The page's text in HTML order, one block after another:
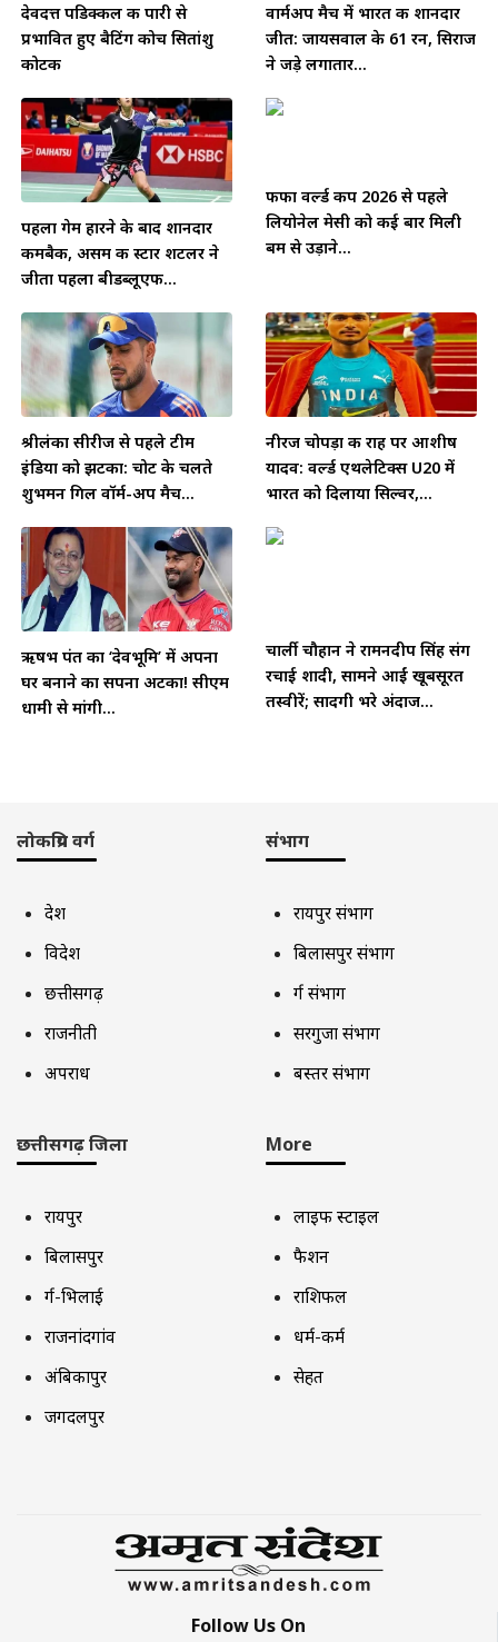
देवदत्त पडिक्कल की पारी से
प्रभावित हुए बैटिंग कोच सितांशु
कोटक
वार्मअप मैच में भारत की शानदार
जीत: जायसवाल के 61 रन, सिराज
ने जड़े लगातार...
पहला गेम हारने के बाद शानदार
कमबैक, असम की स्टार शटलर ने
जीता पहला बीडब्लूएफ...
फीफा वर्ल्ड कप 2026 से पहले
लियोनेल मेसी को कई बार मिली
बम से उड़ाने...
श्रीलंका सीरीज से पहले टीम
इंडिया को झटका: चोट के चलते
शुभमन गिल वॉर्म-अप मैच...
नीरज चोपड़ा की राह पर आशीष
यादव: वर्ल्ड एथलेटिक्स U20 में
भारत को दिलाया सिल्वर,...
ऋषभ पंत का ‘देवभूमि’ में अपना
घर बनाने का सपना अटका! सीएम
धामी से मांगी...
चार्ली चौहान ने रामनदीप सिंह संग
रचाई शादी, सामने आईं खूबसूरत
तस्वीरें; सादगी भरे अंदाज...
लोकप्रिय वर्ग
देश
विदेश
छत्तीसगढ़
राजनीती
अपराध
संभाग
रायपुर संभाग
बिलासपुर संभाग
दुर्ग संभाग
सरगुजा संभाग
बस्तर संभाग
छत्तीसगढ़ जिला
रायपुर
बिलासपुर
दुर्ग-भिलाई
राजनांदगांव
अंबिकापुर
जगदलपुर
More
लाइफ स्टाइल
फैशन
राशिफल
धर्म-कर्म
सेहत
Follow Us On